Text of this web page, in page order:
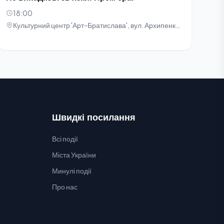
18:00
Культурний центр 'Арт-Братислава', вул. Архипенка, 5
Швидкі посилання
Всі події
Міста України
Минулі події
Про нас